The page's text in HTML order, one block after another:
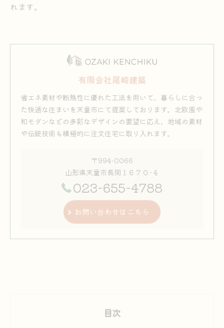
れます。
有限会社尾崎建築
省エネ素材や断熱性に優れた工法を用いて、暮らしに合っ
た快適な住まいを天童市にて提案しております。北欧風や
和モダンなどの多彩なデザインの要望に応え、地域の素材
や伝統技術も積極的に注文住宅に取り入れます。
〒994-0066
山形県天童市長岡１６７０−４
023-655-4788
お問い合わせはこちら
目次